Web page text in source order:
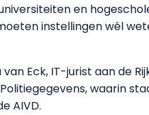
en
instellingen wél
Eck, IT-jurist aan de
waarin
AIVD.